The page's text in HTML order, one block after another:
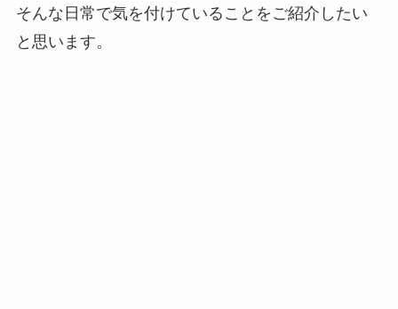
そんな日常で気を付けていることをご紹介したい
と思います。